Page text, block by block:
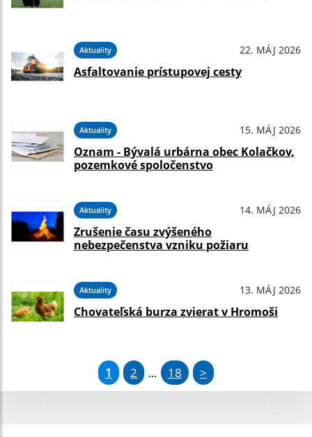
Aktuality 22. MÁJ 2026
Asfaltovanie prístupovej cesty
Aktuality 15. MÁJ 2026
Oznam - Bývalá urbárna obec Kolačkov,
pozemkové spoločenstvo
Aktuality 14. MÁJ 2026
Zrušenie času zvýšeného
nebezpečenstva vzniku požiaru
Aktuality 13. MÁJ 2026
Chovateľská burza zvierat v Hromoši
1 2 ... 18 >